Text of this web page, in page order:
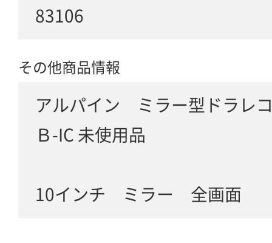
83106
その他商品情報
アルパイン ミラー型ドラレ
Ｂ-IC 未使用品
10インチ ミラー 全画面